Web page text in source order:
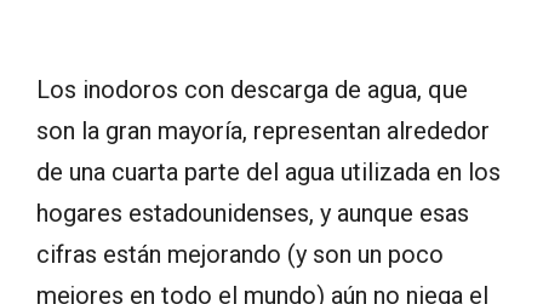
Los inodoros con descarga de agua, que
son la gran mayoría, representan alrededor
de una cuarta parte del agua utilizada en los
hogares estadounidenses, y aunque esas
cifras están mejorando (y son un poco
mejores en todo el mundo) aún no niega el